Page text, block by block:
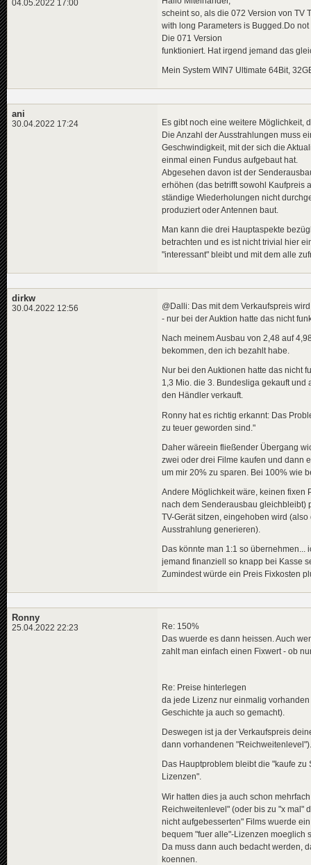
04.05.2022 17:00
scheint so, als die 072 Version von TV
with long Parameters is Bugged.Do
Die 071 Version
funktioniert. Hat irgend jemand das
Mein System WIN7 Ultimate 64Bit,
ani
30.04.2022 17:24
Es gibt noch eine weitere Möglichkeit,
Die Anzahl der Ausstrahlungen muss
Geschwindigkeit, mit der sich die
einmal einen Fundus aufgebaut hat.
Abgesehen davon ist der
erhöhen (das betrifft sowohl Kaufpreis
ständige Wiederholungen nicht
produziert oder Antennen baut.
Man kann die drei Hauptaspekte
betrachten und es ist nicht trivial hier
"interessant" bleibt und mit dem alle
dirkw
30.04.2022 12:56
@Dalli: Das mit dem Verkaufspreis
- nur bei der Auktion hatte das nicht
Nach meinem Ausbau von 2,48 auf
bekommen, den ich bezahlt habe.
Nur bei den Auktionen hatte das nicht
1,3 Mio. die 3. Bundesliga gekauft und
den Händler verkauft.
Ronny hat es richtig erkannt: Das
zu teuer geworden sind."
Daher wäreein fließender Übergang
zwei oder drei Filme kaufen und dann
um mir 20% zu sparen. Bei 100% wie
Andere Möglichkeit wäre, keinen fixen
nach dem Senderausbau gleichbleibt)
TV-Gerät sitzen, eingehoben wird
Ausstrahlung generieren).
Das könnte man 1:1 so
jemand finanziell so knapp bei Kasse
Zumindest würde ein Preis Fixkosten
Ronny
25.04.2022 22:23
Re: 150%
Das wuerde es dann heissen. Auch
zahlt man einfach einen Fixwert - ob
Re: Preise hinterlegen
da jede Lizenz nur einmalig
Geschichte ja auch so gemacht).
Deswegen ist ja der Verkaufspreis
dann vorhandenen "Reichweitenlevel").
Das Hauptproblem bleibt die "kaufe
Lizenzen".
Wir hatten dies ja auch schon
Reichweitenlevel" (oder bis zu "x mal"
nicht aufgebesserten" Films wuerde
bequem "fuer alle"-Lizenzen moeglich
Da muss dann auch bedacht werden,
koennen.